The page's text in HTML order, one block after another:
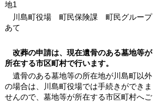
地1
川島町役場 町民保険課 町民グループ
あて
改葬の申請は、現在遺骨のある墓地等が
所在する市区町村で行います。
遺骨のある墓地等の所在地が川島町以外
の場合は、川島町役場では手続きができま
せんので、墓地等が所在する市区町村へご